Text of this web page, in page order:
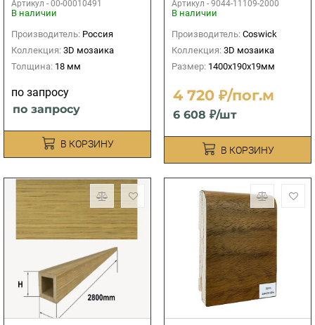
Артикул - 00-00010491
В наличии
Производитель: Россия
Коллекция: 3D мозаика
Толщина: 18 мм
по запросу
по запросу
В КОРЗИНУ
1400х190х19мм
Артикул - 9044-11109-2000
В наличии
Производитель: Coswick
Коллекция: 3D мозаика
Размер: 1400х190х19мм
4 720 ₽/пог.м
6 608 ₽/шт
В КОРЗИНУ